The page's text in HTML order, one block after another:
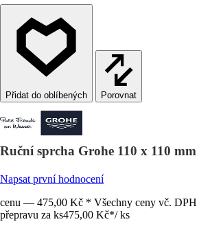
Porovnat
Ruční sprcha Grohe 110 x 110
Napsat první hodnocení
cenu — 475,00 Kč * Všechny ceny vč. DPH
přepravu za ks475,00 Kč*/ ks